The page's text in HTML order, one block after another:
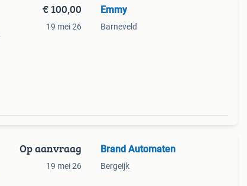
€ 100,00
19 mei 26
Emmy
Barneveld
Op aanvraag
19 mei 26
Brand Automaten
Bergeijk